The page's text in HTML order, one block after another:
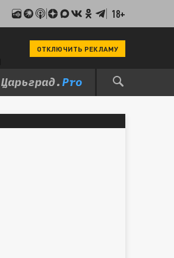
18+
ОТКЛЮЧИТЬ РЕКЛАМУ